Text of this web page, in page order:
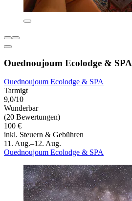
Ouednoujoum Ecolodge & SPA
Ouednoujoum Ecolodge & SPA
Tarmigt
9,0/10
Wunderbar
(20 Bewertungen)
100 €
inkl. Steuern & Gebühren
11. Aug.–12. Aug.
Ouednoujoum Ecolodge & SPA